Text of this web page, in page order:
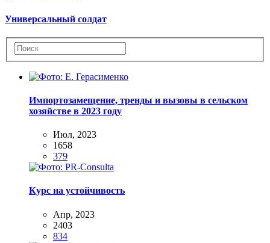
Универсальный солдат
Импортозамещение, тренды и вызовы в сельском
хозяйстве в 2023 году
Июл, 2023
1658
379
Курс на устойчивость
Апр, 2023
2403
834